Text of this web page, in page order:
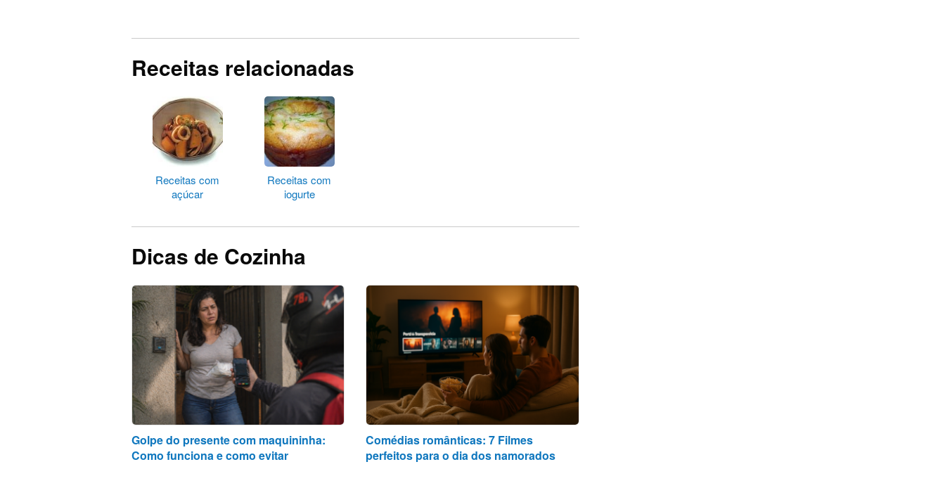
Receitas relacionadas
Receitas com
açúcar
Receitas com
iogurte
Dicas de Cozinha
Golpe do presente com maquininha:
Como funciona e como evitar
Comédias românticas: 7 Filmes
perfeitos para o dia dos namorados